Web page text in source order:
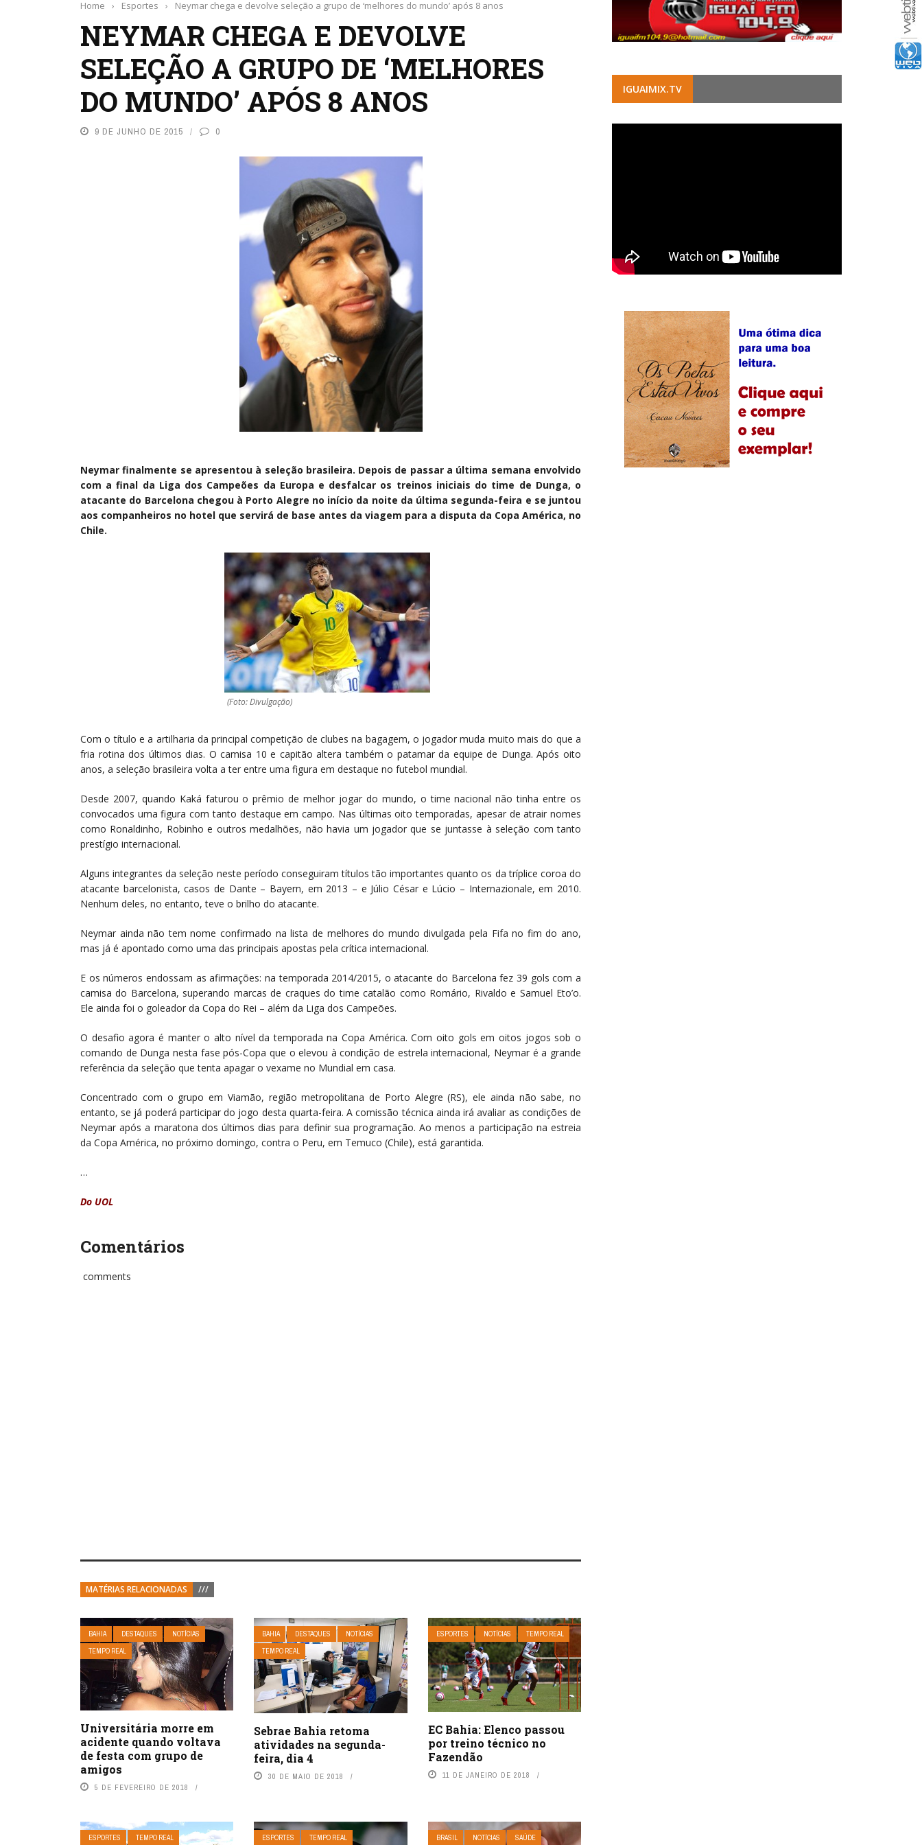
Home › Esportes › Neymar chega e devolve seleção a grupo de ‘melhores do mundo’ após 8 anos
NEYMAR CHEGA E DEVOLVE
SELEÇÃO A GRUPO DE ‘MELHORES
DO MUNDO’ APÓS 8 ANOS
9 DE JUNHO DE 2015 0
Neymar finalmente se apresentou à seleção brasileira. Depois de passar a última semana envolvido
com a final da Liga dos Campeões da Europa e desfalcar os treinos iniciais do time de Dunga, o
atacante do Barcelona chegou à Porto Alegre no início da noite da última segunda-feira e se juntou
aos companheiros no hotel que servirá de base antes da viagem para a disputa da Copa América, no
Chile.
(Foto: Divulgação)
Com o título e a artilharia da principal competição de clubes na bagagem, o jogador muda muito mais do que a
fria rotina dos últimos dias. O camisa 10 e capitão altera também o patamar da equipe de Dunga. Após oito
anos, a seleção brasileira volta a ter entre uma figura em destaque no futebol mundial.
Desde 2007, quando Kaká faturou o prêmio de melhor jogar do mundo, o time nacional não tinha entre os
convocados uma figura com tanto destaque em campo. Nas últimas oito temporadas, apesar de atrair nomes
como Ronaldinho, Robinho e outros medalhões, não havia um jogador que se juntasse à seleção com tanto
prestígio internacional.
Alguns integrantes da seleção neste período conseguiram títulos tão importantes quanto os da tríplice coroa do
atacante barcelonista, casos de Dante – Bayern, em 2013 – e Júlio César e Lúcio – Internazionale, em 2010.
Nenhum deles, no entanto, teve o brilho do atacante.
Neymar ainda não tem nome confirmado na lista de melhores do mundo divulgada pela Fifa no fim do ano,
mas já é apontado como uma das principais apostas pela crítica internacional.
E os números endossam as afirmações: na temporada 2014/2015, o atacante do Barcelona fez 39 gols com a
camisa do Barcelona, superando marcas de craques do time catalão como Romário, Rivaldo e Samuel Eto’o.
Ele ainda foi o goleador da Copa do Rei – além da Liga dos Campeões.
O desafio agora é manter o alto nível da temporada na Copa América. Com oito gols em oitos jogos sob o
comando de Dunga nesta fase pós-Copa que o elevou à condição de estrela internacional, Neymar é a grande
referência da seleção que tenta apagar o vexame no Mundial em casa.
Concentrado com o grupo em Viamão, região metropolitana de Porto Alegre (RS), ele ainda não sabe, no
entanto, se já poderá participar do jogo desta quarta-feira. A comissão técnica ainda irá avaliar as condições de
Neymar após a maratona dos últimos dias para definir sua programação. Ao menos a participação na estreia
da Copa América, no próximo domingo, contra o Peru, em Temuco (Chile), está garantida.
…
Do UOL
Comentários
comments
MATÉRIAS RELACIONADAS ///
BAHIA DESTAQUES
NOTÍCIAS
TEMPO REAL
Universitária morre em
acidente quando voltava
de festa com grupo de
amigos
5 DE FEVEREIRO DE 2018
BAHIA DESTAQUES
NOTÍCIAS
TEMPO REAL
Sebrae Bahia retoma
atividades na segunda-
feira, dia 4
30 DE MAIO DE 2018
ESPORTES NOTÍCIAS TEMPO REAL
EC Bahia: Elenco passou
por treino técnico no
Fazendão
11 DE JANEIRO DE 2018
ESPORTES TEMPO REAL ESPORTES TEMPO REAL BRASIL NOTÍCIAS
SAÚDE
IGUAIMIX.TV